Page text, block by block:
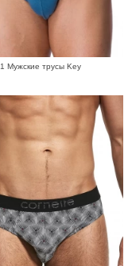
Мужские трусы Key